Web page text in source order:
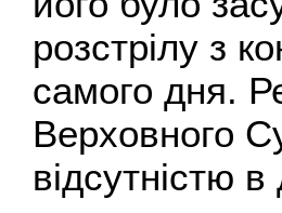
розстрілу з
самого дня.
Верховного
відсутністю